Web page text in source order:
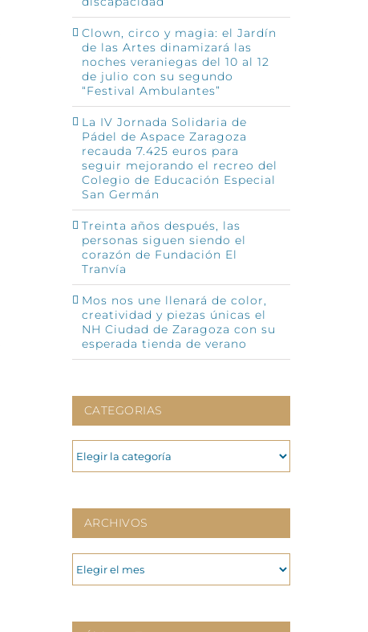
Clown, circo y magia: el Jardín
de las Artes dinamizará las
noches veraniegas del 10 al 12
de julio con su segundo
“Festival Ambulantes”
La IV Jornada Solidaria de
Pádel de Aspace Zaragoza
recauda 7.425 euros para
seguir mejorando el recreo del
Colegio de Educación Especial
San Germán
Treinta años después, las
personas siguen siendo el
corazón de Fundación El
Tranvía
Mos nos une llenará de color,
creatividad y piezas únicas el
NH Ciudad de Zaragoza con su
esperada tienda de verano
CATEGORIAS
CATEGORIAS
ARCHIVOS
ARCHIVOS